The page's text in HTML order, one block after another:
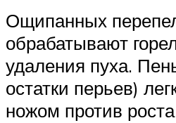
Ощипанных
обрабатывают
удаления пуха.
остатки перьев)
ножом против